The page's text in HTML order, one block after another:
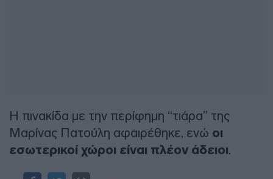
Η πινακίδα με την περίφημη “τιάρα” της
Μαρίνας Πατούλη αφαιρέθηκε, ενώ οι
εσωτερικοί χώροι είναι πλέον άδειοι.